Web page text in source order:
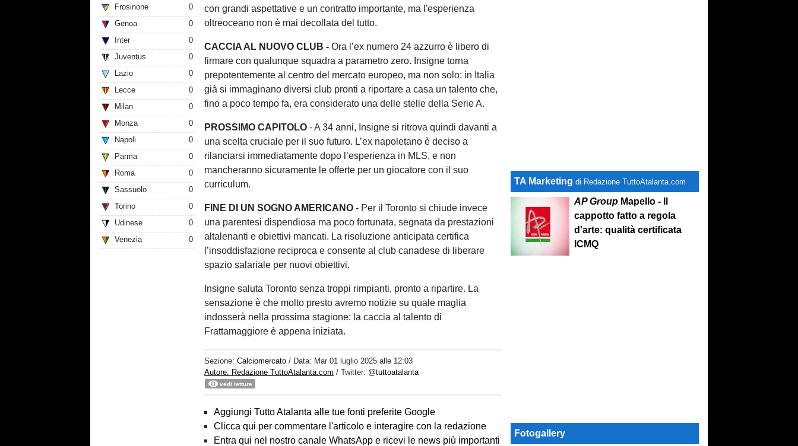
Frosinone
0
Genoa
0
Inter
0
Juventus
0
Lazio
0
Lecce
0
Milan
0
Monza
0
Napoli
0
Parma
0
Roma
0
Sassuolo
0
Torino
0
Udinese
0
Venezia
0
con grandi aspettative e un contratto importante, ma l'esperienza
oltreoceano non è mai decollata del tutto.
CACCIA AL NUOVO CLUB - Ora l’ex numero 24 azzurro è libero di
firmare con qualunque squadra a parametro zero. Insigne torna
prepotentemente al centro del mercato europeo, ma non solo: in Italia
già si immaginano diversi club pronti a riportare a casa un talento che,
fino a poco tempo fa, era considerato una delle stelle della Serie A.
PROSSIMO CAPITOLO- A 34 anni, Insigne si ritrova quindi davanti a
una scelta cruciale per il suo futuro. L’ex napoletano è deciso a
rilanciarsi immediatamente dopo l’esperienza in MLS, e non
mancheranno sicuramente le offerte per un giocatore con il suo
curriculum.
FINE DI UN SOGNO AMERICANO- Per il Toronto si chiude invece
una parentesi dispendiosa ma poco fortunata, segnata da prestazioni
altalenanti e obiettivi mancati. La risoluzione anticipata certifica
l’insoddisfazione reciproca e consente al club canadese di liberare
spazio salariale per nuovi obiettivi.
Insigne saluta Toronto senza troppi rimpianti, pronto a ripartire. La
sensazione è che molto presto avremo notizie su quale maglia
indosserà nella prossima stagione: la caccia al talento di
Frattamaggiore è appena iniziata.
Sezione:Calciomercato / Data: Mar 01 luglio 2025 alle 12:03
Autore: Redazione TuttoAtalanta.com / Twitter: @tuttoatalanta
vedi letture
Aggiungi Tutto Atalanta alle tue fonti preferite Google
Clicca qui per commentare l'articolo e interagire con la redazione
Entra qui nel nostro canale WhatsApp e ricevi le news più importanti
TA Marketing di Redazione TuttoAtalanta.com
AP Group Mapello - Il
cappotto fatto a regola
d'arte: qualità certificata
ICMQ
Fotogallery